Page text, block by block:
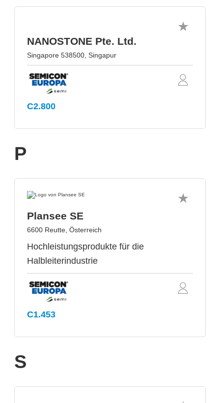
NANOSTONE Pte. Ltd.
Singapore 538500, Singapur
C2.800
P
Plansee SE
6600 Reutte, Österreich
Hochleistungsprodukte für die
Halbleiterindustrie
C1.453
S